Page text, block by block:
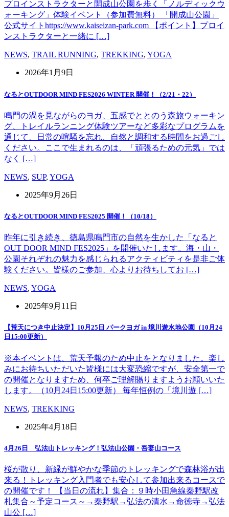
プロインストラクターと開成山公園を歩く「ノルディックウ
ォーキング」体験イベント（参加費無料） 「開成山公園」
公式サイトhttps://www.kaiseizan-park.com 【ポイント】プロイ
ンストラクターと一緒に […]
NEWS, TRAIL RUNNING, TREKKING, YOGA
2026年1月9日
なるとOUTDOOR MIND FES2026 WINTER 開催！（2/21・22）
鳴門の渦を見ながらのヨガ、五感でととのう森旅ウォーキン
グ、トレイルランニング体験ツアーなど多彩なプログラムを
通じて、日常の喧騒を忘れ、自然と調和する時間をお過ごし
ください。ここで生まれるのは、「頑張るための元気」では
なく […]
NEWS, SUP, YOGA
2025年9月26日
なるとOUTDOOR MIND FES2025 開催！（10/18）
昨年に引き続き、徳島県鳴門市の自然を生かした「なると
OUT DOOR MIND FES2025」を開催いたします。海・山・
公園それぞれの魅力を感じられるアクティビティを是非ご体
験ください。皆様のご参加、心よりお待ちしてお […]
NEWS, YOGA
2025年9月11日
【荒天につき中止決定】10月25日 パークヨガ in 境川遊水地公園（10月24
日15:00更新）
※本イベントは、荒天予報のため中止をとなりました。楽し
みにお待ちいただいた皆様には大変恐縮ですが、安全第一で
の開催となりますため、何卒ご理解賜りますようお願いいた
します。（10月24日15:00更新） 毎年恒例の「境川遊 […]
NEWS, TREKKING
2025年4月18日
4月26日 弘法山トレッキング！弘法山公園・吾妻山コース
桜が散り、新緑が鮮やかな季節のトレッキングで森林浴が出
来る！トレッキング入門者でも安心して参加出来るコースで
の開催です！ 【当日の流れ】集合：９時小田急線秦野駅改
札集合～予定コース～→秦野駅→弘法の清水→命徳寺→弘法
山公 […]